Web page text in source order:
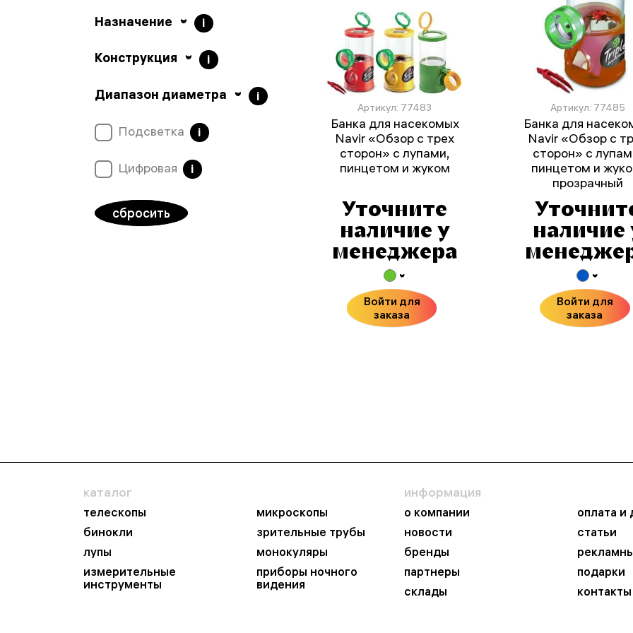
Назначение i
Конструкция i
Диапазон диаметра i
Подсветка i
Цифровая i
сбросить
Артикул: 77483
Банка для насекомых
Navir «Обзор с трех
сторон» с лупами,
пинцетом и жуком
Уточните
наличие у
менеджера
Войти для
заказа
Артикул: 77485
Банка для
Navir «Обзор с
сторон» с
пинцетом и
прозрачный
наличие
Войти для
заказа
каталог
телескопы
микроскопы
бинокли
зрительные трубы
лупы
монокуляры
измерительные
инструменты
приборы ночного
видения
информация
о компании
оплата и
новости
статьи
бренды
партнеры
подарки
склады
контакты